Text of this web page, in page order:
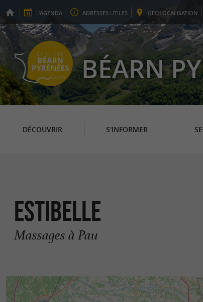
L'AGENDA ADRESSES UTILES GEOLOCALISATION
BÉARN
DÉCOUVRIR S'INFORMER
Estibelle
Massages à Pau